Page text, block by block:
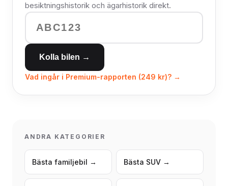
besiktningshistorik och ägarhistorik direkt.
Kolla bilen →
Vad ingår i Premium-rapporten (249 kr)? →
ANDRA KATEGORIER
Bästa familjebil → Bästa SUV →